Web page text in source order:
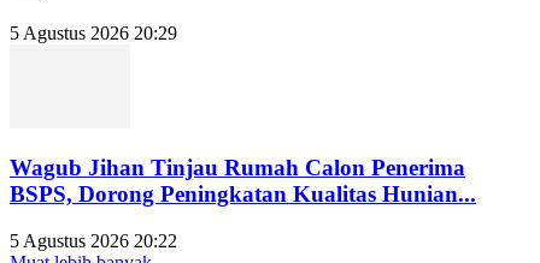
5 Agustus 2026 20:29
Wagub Jihan Tinjau Rumah Calon Penerima
BSPS, Dorong Peningkatan Kualitas Hunian...
5 Agustus 2026 20:22